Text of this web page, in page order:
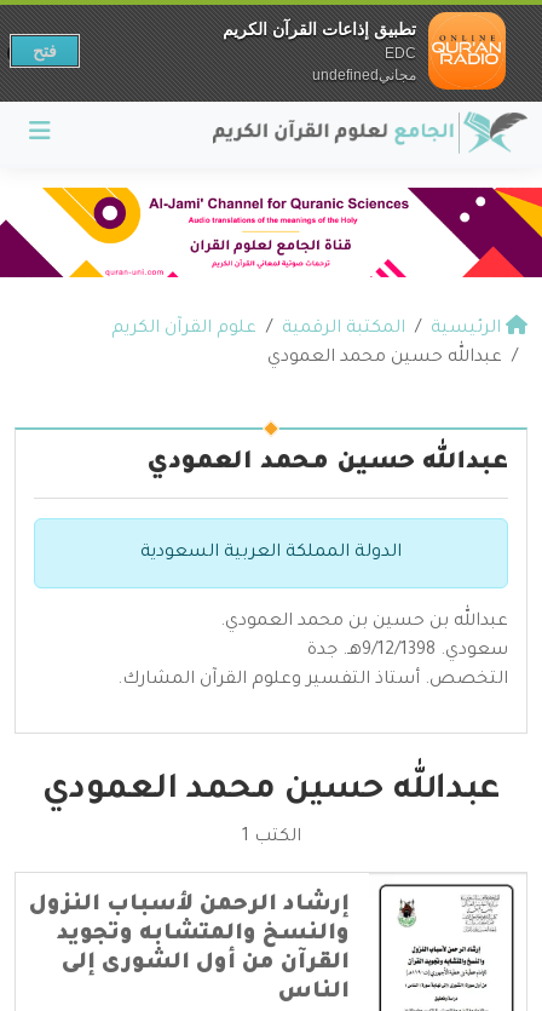
الرئيسية المكتبة الرقمية
علوم القرآن الكريم
عبدالله حسين محمد العمودي
عبدالله حسين محمد العمودي
الدولة المملكة العربية السعودية
عبدالله بن حسين بن محمد العمودي.
سعودي. 9/12/1398هـ. جدة
التخصص. أستاذ التفسير وعلوم القرآن المشارك.
عبدالله حسين محمد العمودي
الكتب 1
إرشاد الرحمن لأسباب النزول
والنسخ والمتشابه وتجويد
القرآن من أول الشورى إلى
الناس
تطبيق إذاعات القرآن الكريم
EDC
مجانيundefined
فتح